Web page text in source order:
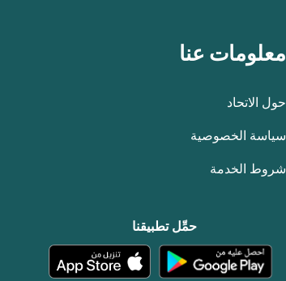
معلومات عنا
حول الاتحاد
سياسة الخصوصية
شروط الخدمة
حمِّل تطبيقنا